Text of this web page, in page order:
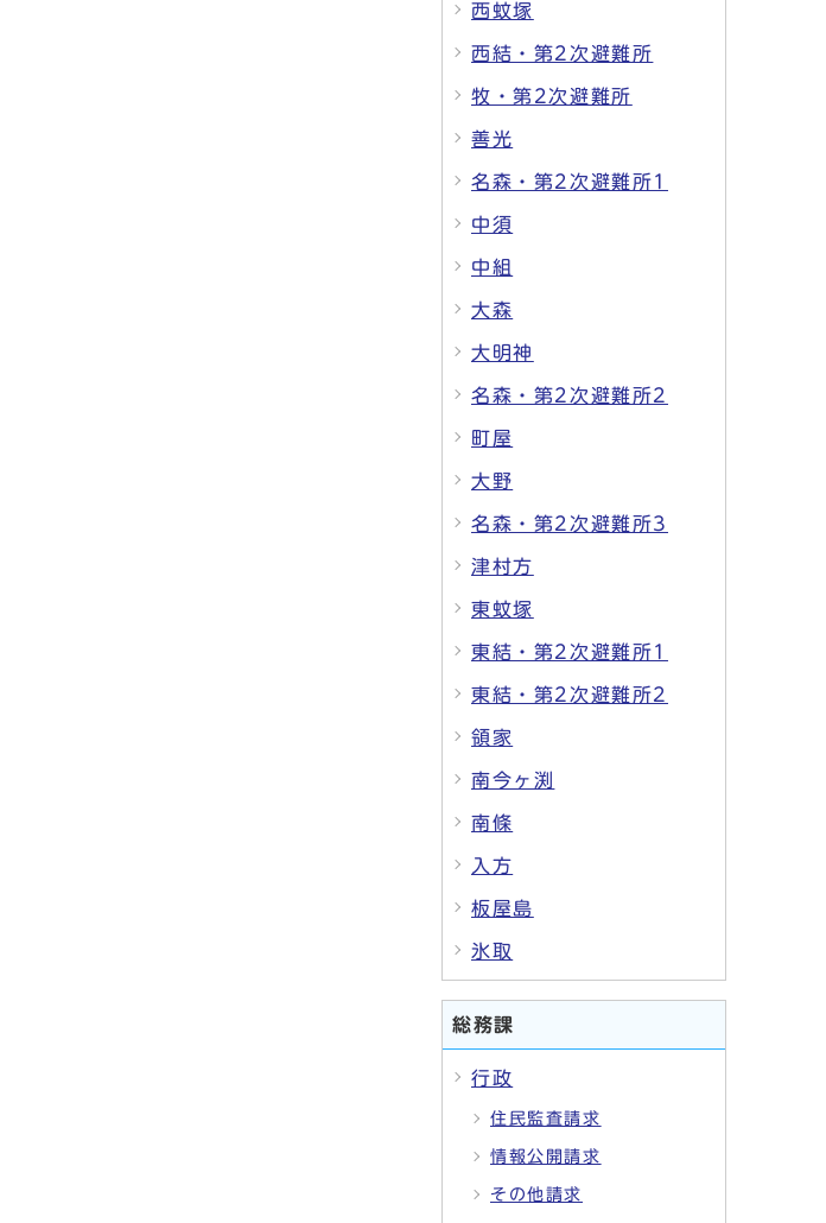
西蚊塚
西結・第2次避難所
牧・第2次避難所
善光
名森・第2次避難所1
中須
中組
大森
大明神
名森・第2次避難所2
町屋
大野
名森・第2次避難所3
津村方
東蚊塚
東結・第2次避難所1
東結・第2次避難所2
領家
南今ヶ渕
南條
入方
板屋島
氷取
総務課
行政
住民監査請求
情報公開請求
その他請求